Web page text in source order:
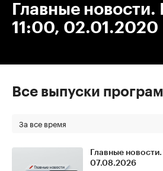
Главные новости.
11:00, 02.01.2020
Все выпуски
За все время
Главные
07.08.2026